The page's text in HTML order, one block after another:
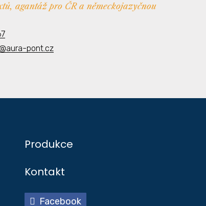
agantáž pro ČR a německojazyčnou
pont.cz
Produkce
Kontakt
Facebook